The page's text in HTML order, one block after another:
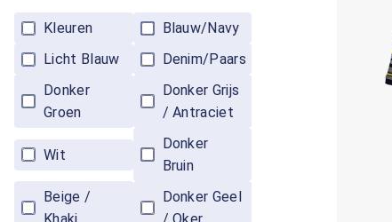
Kleuren
Blauw/Navy
Licht Blauw
Denim/Paars
Donker
Groen
Donker Grijs
/ Antraciet
Wit
Donker
Bruin
Beige /
Donker Geel